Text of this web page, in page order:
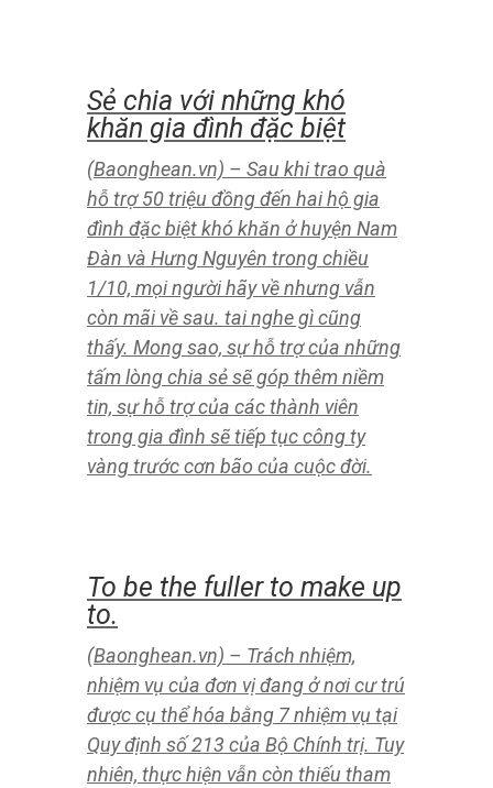
quan trọng với nhiều thông điệp gửi
gắm đến tuổi trẻ Nghệ An trong
nhiệm kỳ mới. Báo Nghệ An xin giới
thiệu toàn văn bài phát biểu của
đồng chí Ngô Văn Cương tại Đại hội.
Có người tử vong trong lũ
ống, lũ quét ở Kỳ Sơn
(Baonghean.vn) – Theo thông tin
ban đầu từ lãnh đạo huyện Kỳ Sơn và
xã Tà Cạ, lũ ống, lũ quét kinh hoàng
Sẻ chia với những khó
khăn gia đình đặc biệt
(Baonghean.vn) – Sau khi trao quà
hỗ trợ 50 triệu đồng đến hai hộ gia